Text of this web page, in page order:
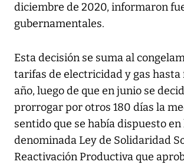
diciembre de 2020, informaron
gubernamentales.
Esta decisión se suma al
tarifas de electricidad y gas hasta
año, luego de que en junio se
prorrogar por otros 180 días la
sentido que se había dispuesto en
denominada Ley de Solidaridad
Reactivación Productiva que